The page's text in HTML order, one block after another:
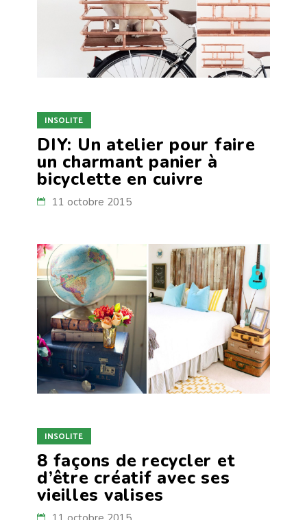
INSOLITE
DIY: Un atelier pour faire
un charmant panier à
bicyclette en cuivre
11 octobre 2015
INSOLITE
8 façons de recycler et
d’être créatif avec ses
vieilles valises